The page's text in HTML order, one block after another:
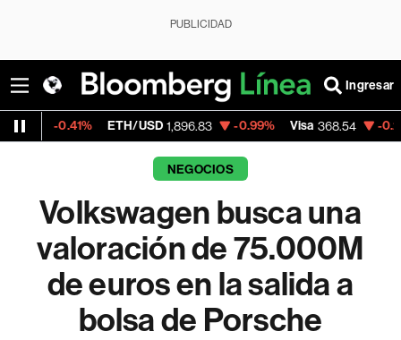
PUBLICIDAD
Ingresar
ETH/USD 1,896.83 -0.99% Visa 368.54 -0.28%
NEGOCIOS
Volkswagen busca una
valoración de 75.000M
de euros en la salida a
bolsa de Porsche